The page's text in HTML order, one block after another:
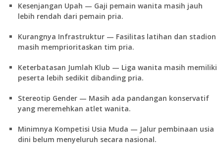
Kesenjangan Upah — Gaji pemain wanita masih jauh
lebih rendah dari pemain pria.
Kurangnya Infrastruktur— Fasilitas latihan dan stadion
masih memprioritaskan tim pria.
Keterbatasan Jumlah Klub — Liga wanita masih memiliki
peserta lebih sedikit dibanding pria.
Stereotip Gender— Masih ada pandangan konservatif
yang meremehkan atlet wanita.
Minimnya Kompetisi Usia Muda — Jalur pembinaan usia
dini belum menyeluruh secara nasional.